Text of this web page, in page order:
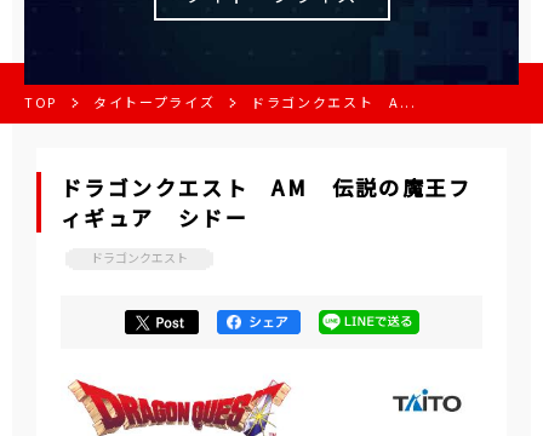
TOP タイトープライズ ドラゴンクエスト A...
ドラゴンクエスト AM 伝説の魔王フ
ィギュア シドー
ドラゴンクエスト